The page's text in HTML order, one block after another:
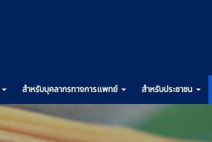
สำหรับบุคลากรทางการแพทย์ สำหรับประชาชน